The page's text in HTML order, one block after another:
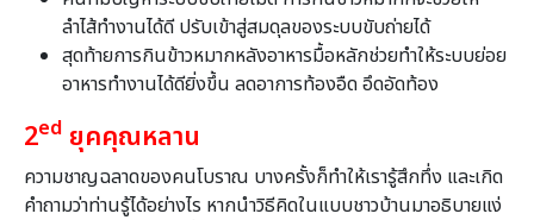
ลำไส้ทำงานได้ดี ปรับเข้าสู่สมดุลของระบบขับถ่ายได้
สุดท้ายการกินข้าวหมากหลังอาหารมื้อหลักช่วยทำให้ระบบย่อย
อาหารทำงานได้ดียิ่งขึ้น ลดอาการท้องอืด อึดอัดท้อง
2ed ยุคคุณหลาน
ความชาญฉลาดของคนโบราณ บางครั้งก็ทำให้เรารู้สึกทึ่ง และเกิด
คำถามว่าท่านรู้ได้อย่างไร หากนำวิธีคิดในแบบชาวบ้านมาอธิบายแง่